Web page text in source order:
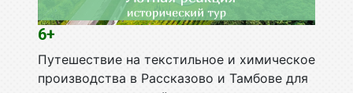
6+
Путешествие на текстильное и химическое
производства в Рассказово и Тамбове для